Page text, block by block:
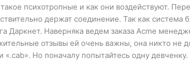
психотропные и как они воздействуют.
держат соединение. Так как система
Даркнет. Наверняка ведем заказа Acme
отзывы ей очень важны, она никто не
Но поначалу попытайтесь одну